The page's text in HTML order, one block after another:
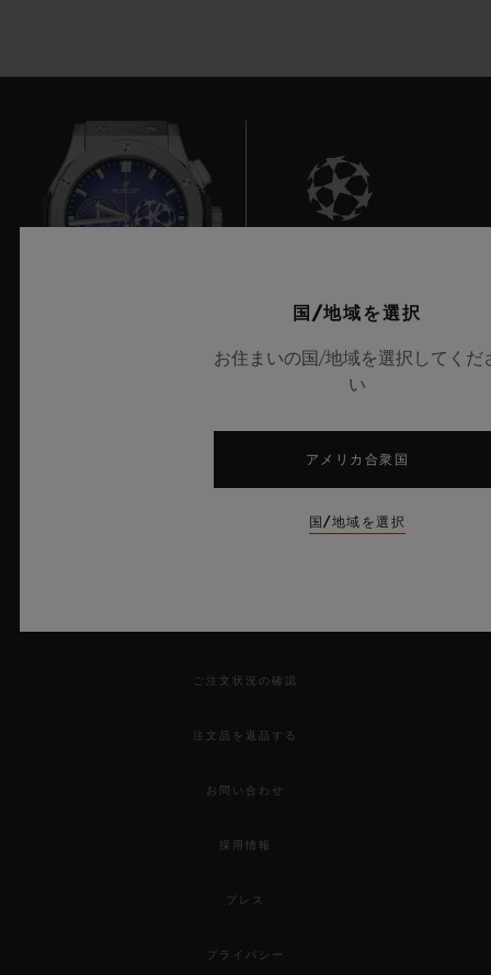
UEFAチャンピオンズリーグ公式タイムキーパー
ご注文状況の確認
注文品を返品する
お問い合わせ
採用情報
プレス
プライバシー
国/地域を選択
お住まいの国/地域を選択してくだ
い
アメリカ合衆国
国/地域を選択